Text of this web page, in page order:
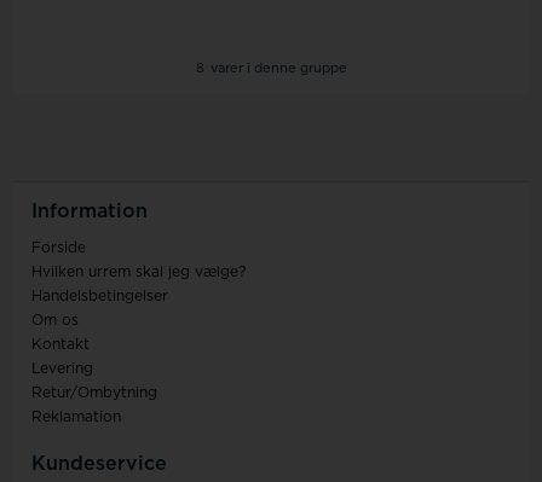
8 varer i denne gruppe
Information
Forside
Hvilken urrem skal jeg vælge?
Handelsbetingelser
Om os
Kontakt
Levering
Retur/Ombytning
Reklamation
Kundeservice